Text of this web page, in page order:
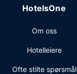
HotelsOne
Om oss
Hotelleiere
Ofte stilte spørsmål